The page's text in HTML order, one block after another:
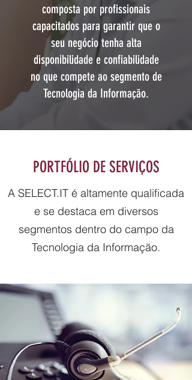
composta por profissionais
capacitados para garantir que o
seu negócio tenha alta
disponibilidade e confiabilidade
no que compete ao segmento de
Tecnologia da Informação.
PORTFÓLIO DE SERVIÇOS
A SELECT.IT é altamente qualificada
e se destaca em diversos
segmentos dentro do campo da
Tecnologia da Informação.